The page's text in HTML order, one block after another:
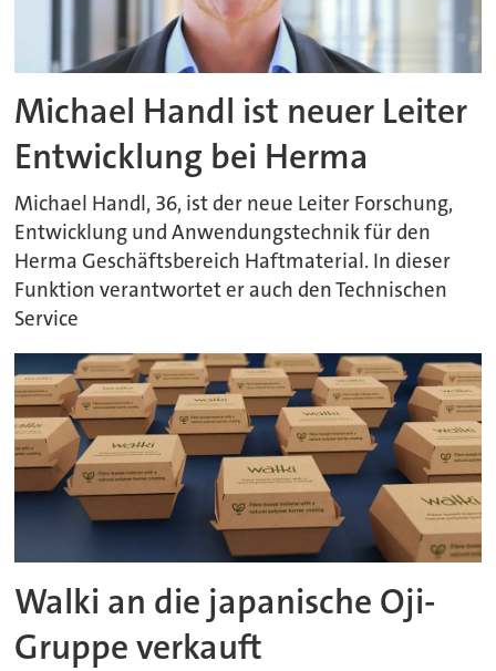
Michael Handl ist neuer Leiter
Entwicklung bei Herma
Michael Handl, 36, ist der neue Leiter Forschung,
Entwicklung und Anwendungstechnik für den
Herma Geschäftsbereich Haftmaterial. In dieser
Funktion verantwortet er auch den Technischen
Service
Walki an die japanische Oji-
Gruppe verkauft